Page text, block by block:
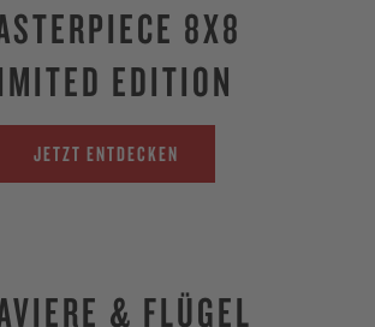
8X8
EDITION
JETZT ENTDECKEN
& FLÜGEL